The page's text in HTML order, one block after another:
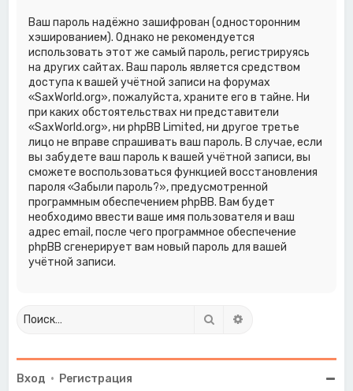
Ваш пароль надёжно зашифрован (односторонним
хэшированием). Однако не рекомендуется
использовать этот же самый пароль, регистрируясь
на других сайтах. Ваш пароль является средством
доступа к вашей учётной записи на форумах
«SaxWorld.org», пожалуйста, храните его в тайне. Ни
при каких обстоятельствах ни представители
«SaxWorld.org», ни phpBB Limited, ни другое третье
лицо не вправе спрашивать ваш пароль. В случае, если
вы забудете ваш пароль к вашей учётной записи, вы
сможете воспользоваться функцией восстановления
пароля «Забыли пароль?», предусмотренной
программным обеспечением phpBB. Вам будет
необходимо ввести ваше имя пользователя и ваш
адрес email, после чего программное обеспечение
phpBB сгенерирует вам новый пароль для вашей
учётной записи.
Поиск
Вход • Регистрация